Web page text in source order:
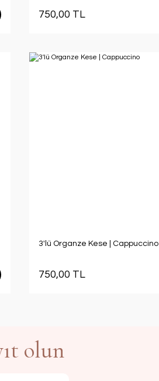
750,00 TL
3'lü Organze Kese | Cappuccino
750,00 TL
olun